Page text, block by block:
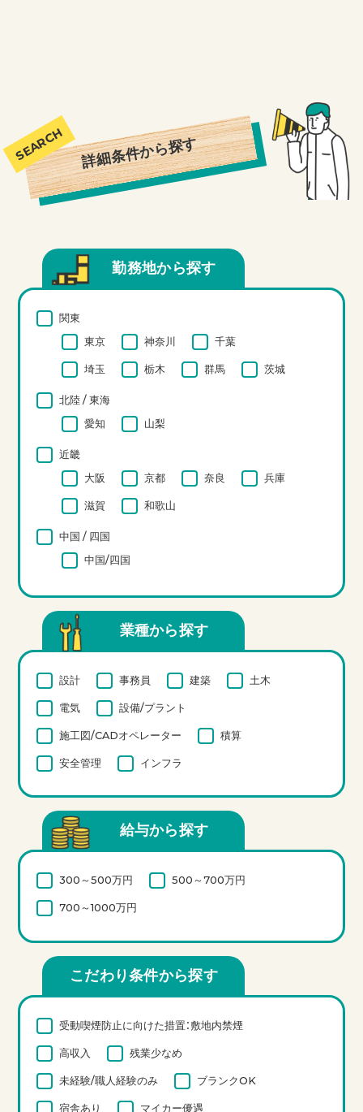
詳細条件から探す
勤務地から探す
関東
東京
神奈川 千葉
埼玉 栃木 群馬 茨城
北陸 / 東海
愛知
山梨
近畿
大阪
京都 奈良 兵庫
滋賀 和歌山
中国 / 四国
中国/四国
業種から探す
設計 事務員 建築 土木
電気 設備/プラント
施工図/CADオペレーター 積算
安全管理 インフラ
給与から探す
300～500万円 500～700万円
700～1000万円
こだわり条件から探す
受動喫煙防止に向けた措置：敷地内禁煙
高収入 残業少なめ
未経験/職人経験のみ ブランクOK
宿舎あり マイカー優遇